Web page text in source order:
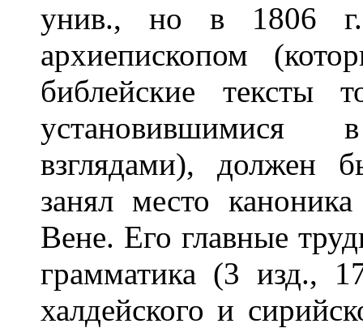
унив., но в 1806 г.,
архиепископом
библейские тексты
установившимися
взглядами), должен
занял место
Вене. Его главные
грамматика (3 изд.,
халдейского и